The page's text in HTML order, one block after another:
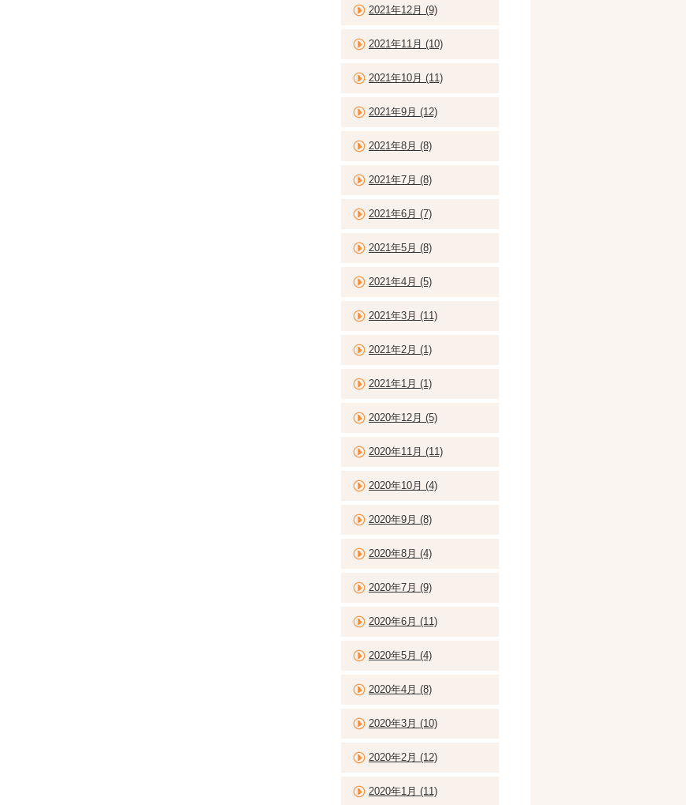
2021年12月 (9)
2021年11月 (10)
2021年10月 (11)
2021年9月 (12)
2021年8月 (8)
2021年7月 (8)
2021年6月 (7)
2021年5月 (8)
2021年4月 (5)
2021年3月 (11)
2021年2月 (1)
2021年1月 (1)
2020年12月 (5)
2020年11月 (11)
2020年10月 (4)
2020年9月 (8)
2020年8月 (4)
2020年7月 (9)
2020年6月 (11)
2020年5月 (4)
2020年4月 (8)
2020年3月 (10)
2020年2月 (12)
2020年1月 (11)